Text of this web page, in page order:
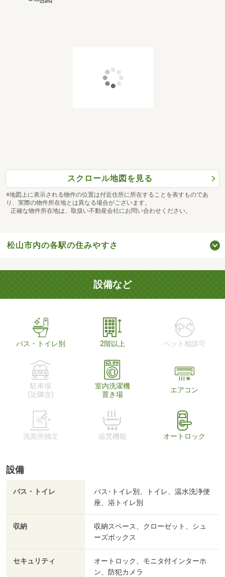
スクロール地図を見る
※地図上に表示される物件の位置は付近住所に所在することを表すものであ
り、実際の物件所在地とは異なる場合がございます。
正確な物件所在地は、取扱い不動産会社にお問い合わせください。
松山市内の各駅の住みやすさ
設備など
バス・トイレ別 2階以上 ペット相談可
駐車場
(近隣含)
室内洗濯機
置き場
エアコン
洗面所独立 追焚機能 オートロック
設備
バス・トイレ
バス･トイレ別、トイレ、温水洗浄便
座、浴トイレ別
収納
収納スペース、クローゼット、シュ
ーズボックス
セキュリティ
オートロック、モニタ付インターホ
ン、防犯カメラ